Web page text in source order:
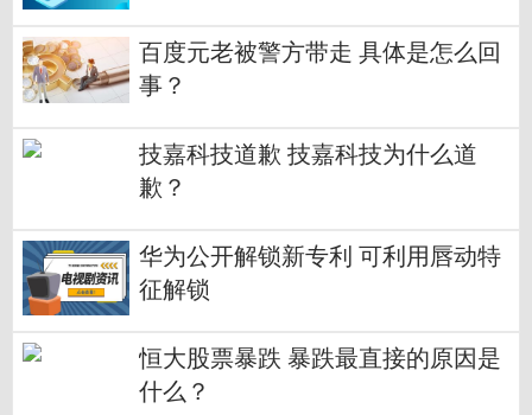
百度元老被警方带走 具体是怎么回
事？
技嘉科技道歉 技嘉科技为什么道
歉？
华为公开解锁新专利 可利用唇动特
征解锁
恒大股票暴跌 暴跌最直接的原因是
什么？